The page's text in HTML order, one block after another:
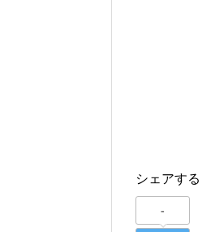
シェアする
-